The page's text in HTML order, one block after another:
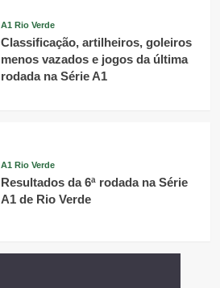
A1 Rio Verde
Classificação, artilheiros, goleiros
menos vazados e jogos da última
rodada na Série A1
A1 Rio Verde
Resultados da 6ª rodada na Série
A1 de Rio Verde